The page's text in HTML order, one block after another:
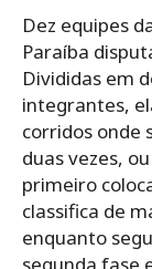
Dez equipes
Paraíba
Divididas em
integrantes,
corridos onde
duas vezes,
primeiro
classifica de
enquanto
segunda fase